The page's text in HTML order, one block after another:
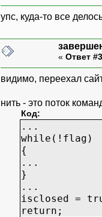
упс, куда-то все
« Ответ
видимо, переехал
нить - это поток
Код:
...
while(!flag)
{
...
}
...
isclosed =
return;